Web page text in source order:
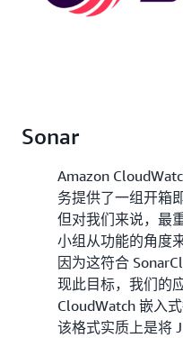
Sonar
Amazon
务提供了一组开箱
但对我们来说，最
小组从功能的角度
因为这符合
现此目标，我们的
CloudWatch 嵌入
该格式实质上是将